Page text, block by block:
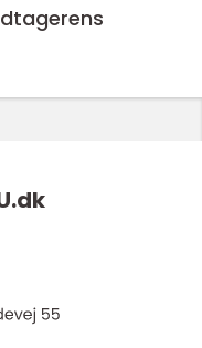
dk